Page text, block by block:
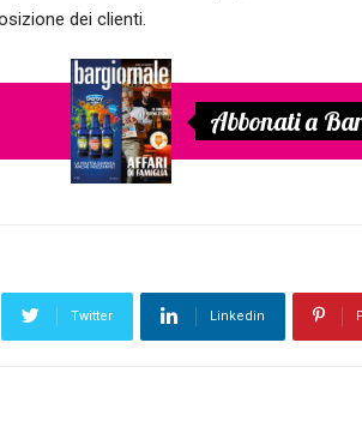
dei clienti.
Abbonati a
Twitter Linkedin